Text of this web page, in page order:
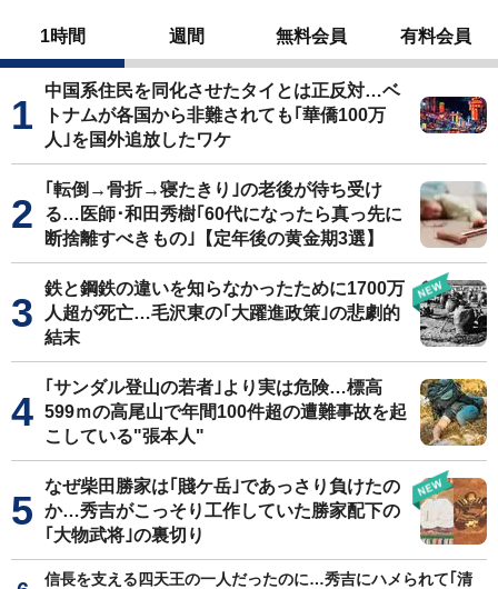
1時間 週間 無料会員 有料会員
中国系住民を同化させたタイとは正反対…ベ
トナムが各国から非難されても｢華僑100万
人｣を国外追放したワケ
｢転倒→骨折→寝たきり｣の老後が待ち受け
る…医師･和田秀樹｢60代になったら真っ先に
断捨離すべきもの｣【定年後の黄金期3選】
鉄と鋼鉄の違いを知らなかったために1700万
人超が死亡…毛沢東の｢大躍進政策｣の悲劇的
結末
｢サンダル登山の若者｣より実は危険…標高
599ｍの高尾山で年間100件超の遭難事故を起
こしている"張本人"
なぜ柴田勝家は｢賤ケ岳｣であっさり負けたの
か…秀吉がこっそり工作していた勝家配下の
｢大物武将｣の裏切り
信長を支える四天王の一人だったのに…秀吉にハメられて｢清